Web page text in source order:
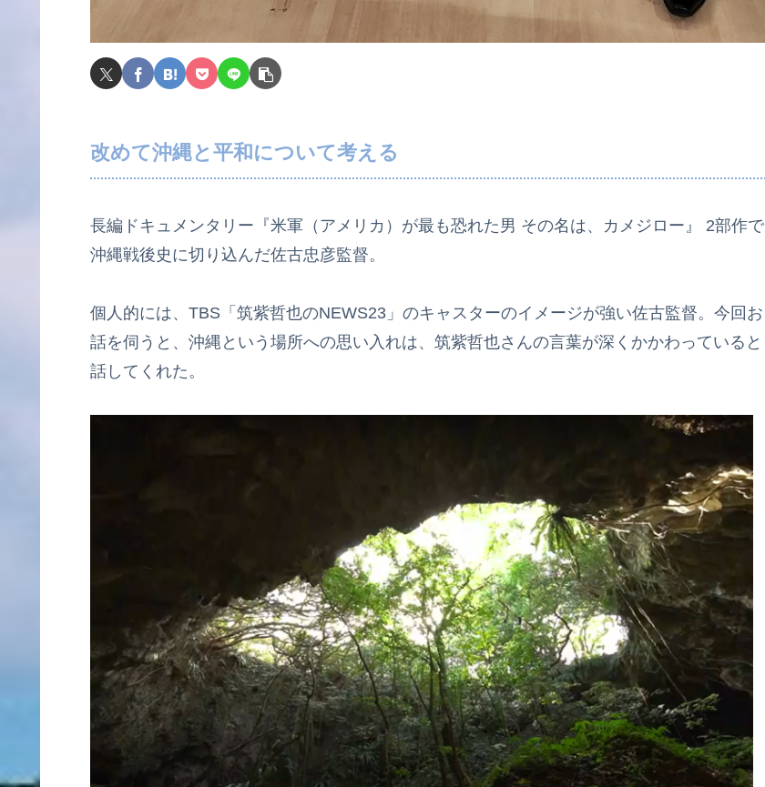
改めて沖縄と平和について考える
長編ドキュメンタリー『米軍（アメリカ）が最も恐れた男 その名は、カメジロー』 2部作で
沖縄戦後史に切り込んだ佐古忠彦監督。
個人的には、TBS「筑紫哲也のNEWS23」のキャスターのイメージが強い佐古監督。今回お
話を伺うと、沖縄という場所への思い入れは、筑紫哲也さんの言葉が深くかかわっていると
話してくれた。